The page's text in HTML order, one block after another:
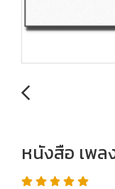
หนังสือ เพล